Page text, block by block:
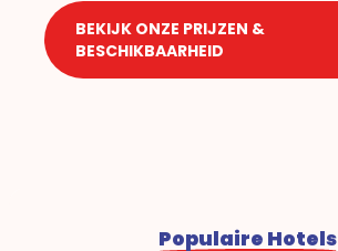
BEKIJK ONZE PRIJZEN &
BESCHIKBAARHEID
Populaire Hotels